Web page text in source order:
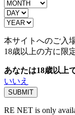
本サイトへのご入
18歳以上の方に限
あなたは18歳以上
いいえ
RE NET is only